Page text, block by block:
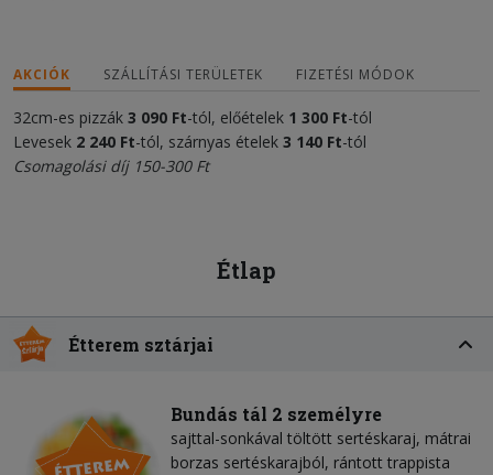
AKCIÓK SZÁLLÍTÁSI TERÜLETEK FIZETÉSI MÓDOK
32cm-es pizzák 3 090 Ft-tól, előételek 1 300 Ft-tól
Levesek 2 240 Ft-tól, szárnyas ételek 3 140 Ft-tól
Csomagolási díj 150-300 Ft
Étlap
Étterem sztárjai
Bundás tál 2 személyre
sajttal-sonkával töltött sertéskaraj, mátrai
borzas sertéskarajból, rántott trappista